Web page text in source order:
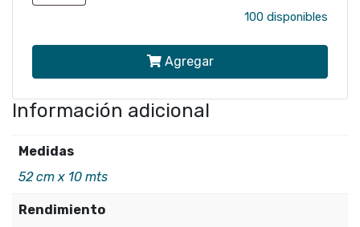
7235-
100 disponibles
Agregar
Información adicional
Medidas
52 cm x 10 mts
Rendimiento